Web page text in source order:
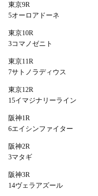
東京9R
5オーロアドーネ
東京10R
3コマノゼニト
東京11R
7サトノラディウス
東京12R
15イマジナリーライン
阪神1R
6エイシンファイター
阪神2R
3マタギ
阪神3R
14ヴェラアズール